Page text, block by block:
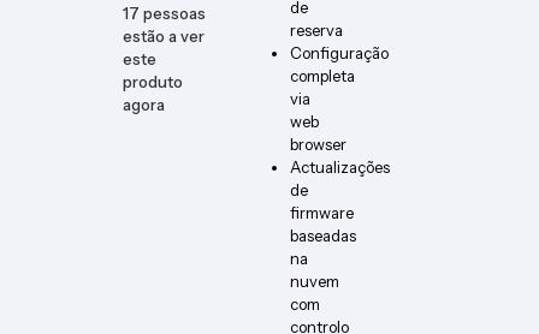
17 pessoas
estão a ver
este
produto
agora
de
reserva
Configuração
completa
via
web
browser
Actualizações
de
firmware
baseadas
na
nuvem
com
controlo